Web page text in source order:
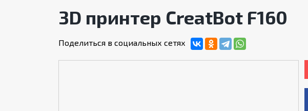
3D принтер CreatBot F160
Поделиться в социальных сетях